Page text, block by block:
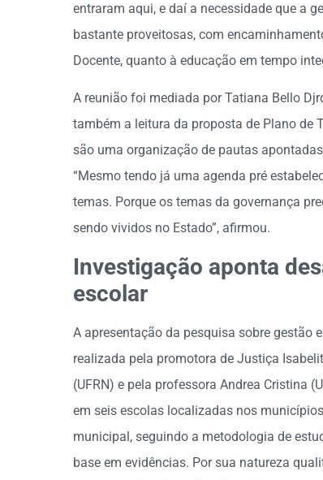
entraram aqui, e daí a necessidade que a
bastante proveitosas, com
Docente, quanto à educação em tempo
A reunião foi mediada por Tatiana Bello
também a leitura da proposta de Plano de
são uma organização de pautas
“Mesmo tendo já uma agenda pré
temas. Porque os temas da governança
sendo vividos no Estado”, afirmou.
Investigação aponta
escolar
A apresentação da pesquisa sobre gestão
realizada pela promotora de Justiça
(UFRN) e pela professora Andrea Cristina
em seis escolas localizadas nos
municipal, seguindo a metodologia de
base em evidências. Por sua natureza